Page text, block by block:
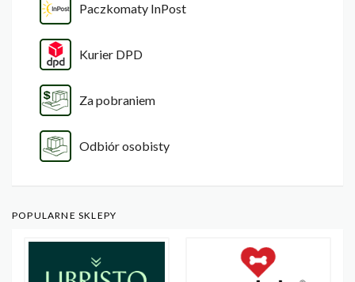
Paczkomaty InPost
Kurier DPD
Za pobraniem
Odbiór osobisty
POPULARNE SKLEPY